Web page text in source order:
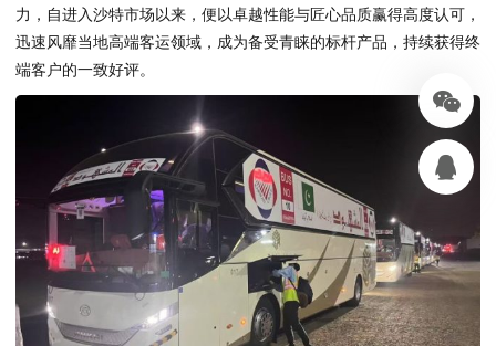
力，自进入沙特市场以来，便以卓越性能与匠心品质赢得高度认可，
迅速风靡当地高端客运领域，成为备受青睐的标杆产品，持续获得终
端客户的一致好评。